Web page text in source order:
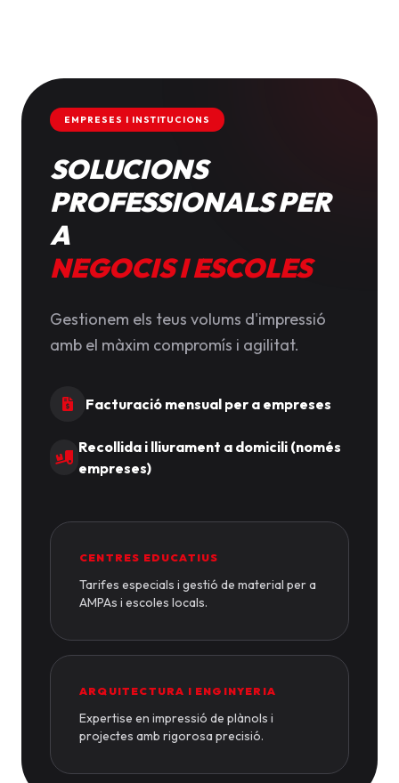
EMPRESES I INSTITUCIONS
SOLUCIONS
PROFESSIONALS PER
A
NEGOCIS I ESCOLES
Gestionem els teus volums d'impressió
amb el màxim compromís i agilitat.
Facturació mensual per a empreses
Recollida i lliurament a domicili (només
empreses)
CENTRES EDUCATIUS
Tarifes especials i gestió de material per a
AMPAs i escoles locals.
ARQUITECTURA I ENGINYERIA
Expertise en impressió de plànols i
projectes amb rigorosa precisió.